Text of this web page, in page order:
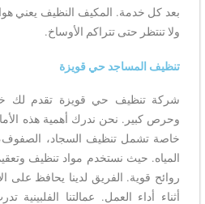
بعد كل خدمة. المكيف النظيف يعني
ولا تنتظر حتى تتراكم الأوساخ.
تنظيف المساجد حي قويزة
شركة تنظيف حي قويزة تقدم لك
وحرص كبير. نحن ندرك أهمية هذه
خاصة تشمل تنظيف السجاد، الصفوف،
المياه. حيث نستخدم مواد تنظيف
روائح قوية. الفريق لدينا يحافظ على
أثناء أداء العمل. عمالتنا